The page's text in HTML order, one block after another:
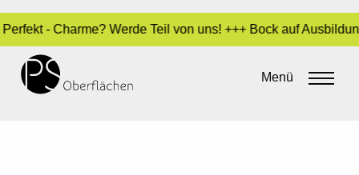
- Charme? Werde Teil von uns! +++ Bock auf
Menü
IONDESIGN FLECKSTEIN & GÖTZ
GBR